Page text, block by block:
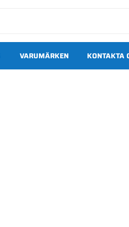
VARUMÄRKEN KONTAKTA